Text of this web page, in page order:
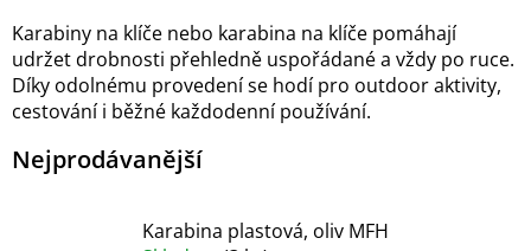
Karabiny na klíče nebo karabina na klíče pomáhají
udržet drobnosti přehledně uspořádané a vždy po ruce.
Díky odolnému provedení se hodí pro outdoor aktivity,
cestování i běžné každodenní používání.
Nejprodávanější
Karabina plastová, oliv MFH